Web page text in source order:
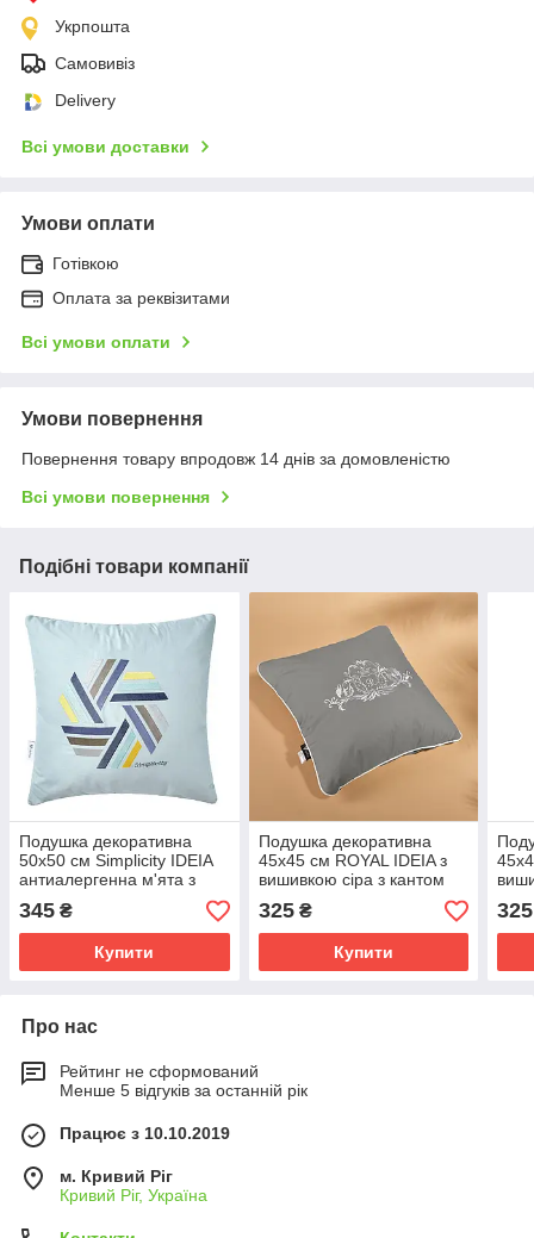
Укрпошта
Самовивіз
Delivery
Всі умови доставки
Умови оплати
Готівкою
Оплата за реквізитами
Всі умови оплати
Умови повернення
Повернення товару впродовж 14 днів за домовленістю
Всі умови повернення
Подібні товари компанії
Подушка декоративна
50х50 см Simplicity IDEIA
антиалергенна м'ята з
вишивкою
345 ₴
Купити
Подушка декоративна
45х45 см ROYAL IDEIA з
вишивкою сіра з кантом
антиалергенна
325₴
Купити
325
Про нас
Рейтинг не сформований
Менше 5 відгуків за останній рік
Працює з 10.10.2019
м. Кривий Ріг
Кривий Ріг, Україна